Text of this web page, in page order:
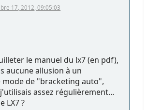
17, 2012, 09:05:03
le manuel du lx7 (en pdf),
aucune allusion à un
de "bracketing auto",
assez régulièrement...
LX7 ?